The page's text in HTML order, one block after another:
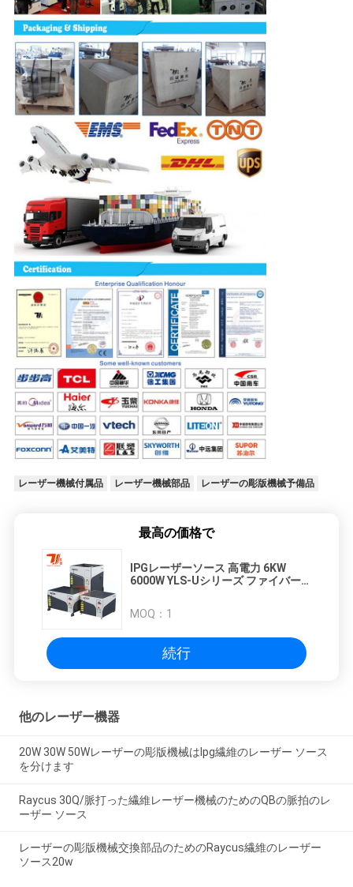
レーザー機械付属品 レーザー機械部品 レーザーの彫版機械予備品
最高の価格で
IPGレーザーソース 高電力 6KW
6000W YLS-Uシリーズ ファイバー
MOQ： 1
続行
他のレーザー機器
20W 30W 50Wレーザーの彫版機械はIpg繊維のレーザー ソース
を分けます
Raycus 30Q/脈打った繊維レーザー機械のためのQBの脈拍のレ
ーザー ソース
レーザーの彫版機械交換部品のためのRaycus繊維のレーザー
ソース20w